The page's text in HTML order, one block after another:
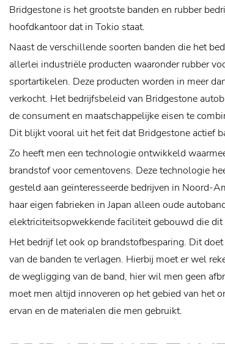
Bridgestone is het grootste banden en rubber
hoofdkantoor dat in Tokio staat.
Naast de verschillende soorten banden die het
allerlei industriële producten waaronder rubber
sportartikelen. Deze producten worden in meer
verkocht. Het bedrijfsbeleid van Bridgestone
de consument en maatschappelijke eisen te
Dit blijkt vooral uit het feit dat Bridgestone actief
Zo heeft men een technologie ontwikkeld
brandstof voor cementovens. Deze technologie
gesteld aan geïnteresseerde bedrijven in Noord-
haar eigen fabrieken in Japan alleen oude
elektriciteitsopwekkende faciliteit gebouwd die
Het bedrijf let ook op brandstofbesparing. Dit
van de banden te verlagen. Hierbij moet er wel
de wegligging van de band, hier wil men geen
moet men altijd innoveren op het gebied van het
ervan en de materialen die men gebruikt.